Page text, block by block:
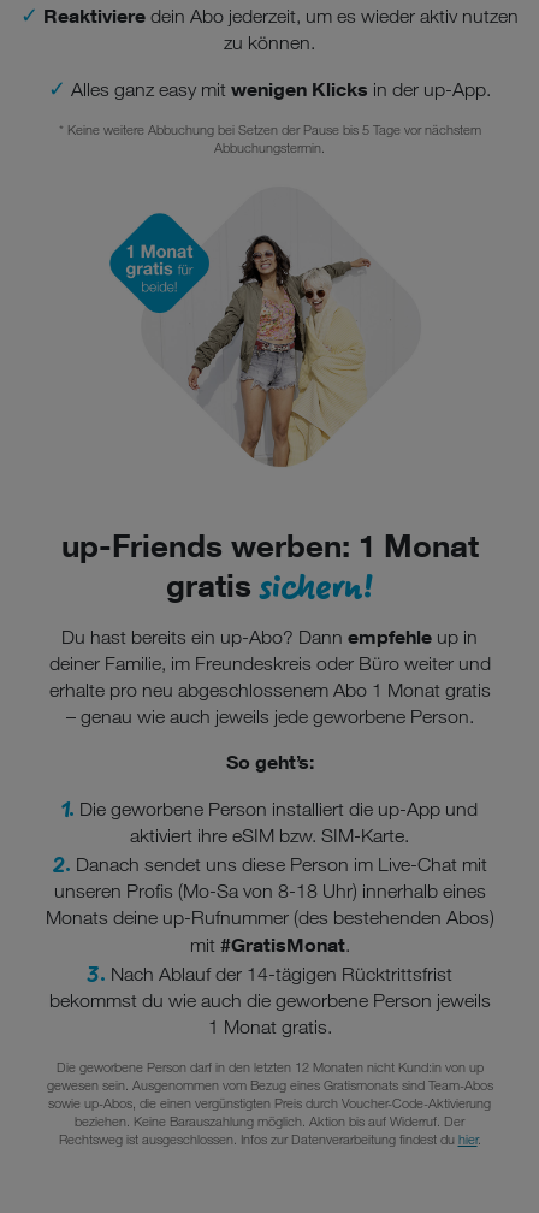
✓ Reaktiviere dein Abo jederzeit, um es wieder aktiv nutzen
zu können.
✓ Alles ganz easy mit wenigen Klicks in der up-App.
* Keine weitere Abbuchung bei Setzen der Pause bis 5 Tage vor nächstem
Abbuchungstermin.
up-Friends werben: 1 Monat
gratis sichern!
Du hast bereits ein up-Abo? Dann empfehle up in
deiner Familie, im Freundeskreis oder Büro weiter und
erhalte pro neu abgeschlossenem Abo 1 Monat gratis
– genau wie auch jeweils jede geworbene Person.
So geht’s:
1. Die geworbene Person installiert die up-App und
aktiviert ihre eSIM bzw. SIM-Karte.
2. Danach sendet uns diese Person im Live-Chat mit
unseren Profis (Mo-Sa von 8-18 Uhr) innerhalb eines
Monats deine up-Rufnummer (des bestehenden Abos)
mit #GratisMonat.
3. Nach Ablauf der 14-tägigen Rücktrittsfrist
bekommst du wie auch die geworbene Person jeweils
1 Monat gratis.
Die geworbene Person darf in den letzten 12 Monaten nicht Kund:in von up
gewesen sein. Ausgenommen vom Bezug eines Gratismonats sind Team-Abos
sowie up-Abos, die einen vergünstigten Preis durch Voucher-Code-Aktivierung
beziehen. Keine Barauszahlung möglich. Aktion bis auf Widerruf. Der
Rechtsweg ist ausgeschlossen. Infos zur Datenverarbeitung findest du hier.